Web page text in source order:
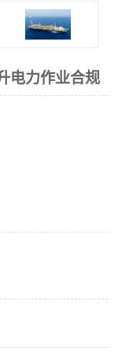
电力作业合规